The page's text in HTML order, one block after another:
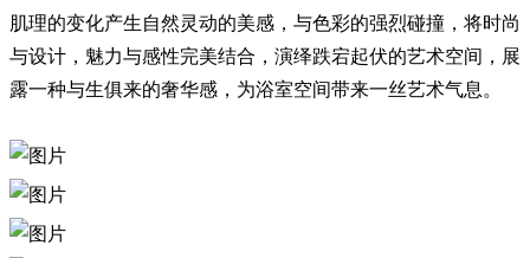
肌理的变化产生自然灵动的美感，与色彩的强烈碰撞，将时尚
与设计，魅力与感性完美结合，演绎跌宕起伏的艺术空间，展
露一种与生俱来的奢华感，为浴室空间带来一丝艺术气息。